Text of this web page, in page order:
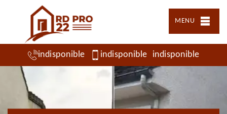
MENU
indisponible indisponible indisponible